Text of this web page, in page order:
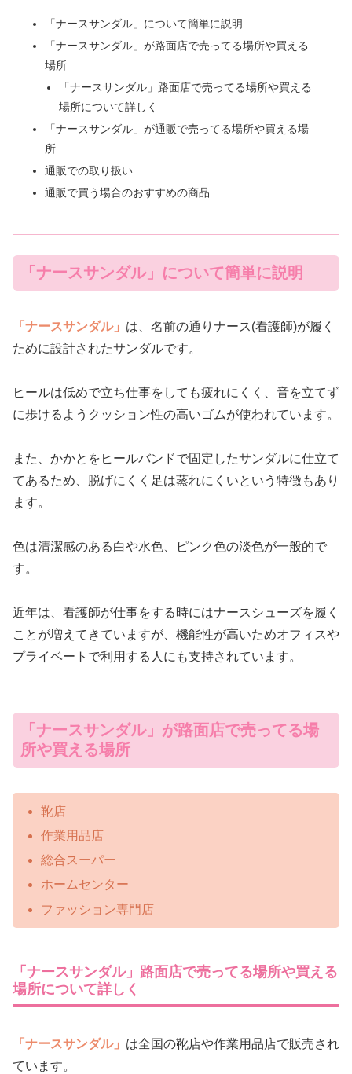
「ナースサンダル」について簡単に説明
「ナースサンダル」が路面店で売ってる場所や買える
場所
「ナースサンダル」路面店で売ってる場所や買える
場所について詳しく
「ナースサンダル」が通販で売ってる場所や買える場
所
通販での取り扱い
通販で買う場合のおすすめの商品
「ナースサンダル」について簡単に説明
「ナースサンダル」 は、名前の通りナース(看護師)が履く
ために設計されたサンダルです。
ヒールは低めで立ち仕事をしても疲れにくく、音を立てず
に歩けるようクッション性の高いゴムが使われています。
また、かかとをヒールバンドで固定したサンダルに仕立て
てあるため、脱げにくく足は蒸れにくいという特徴もあり
ます。
色は清潔感のある白や水色、ピンク色の淡色が一般的で
す。
近年は、看護師が仕事をする時にはナースシューズを履く
ことが増えてきていますが、機能性が高いためオフィスや
プライベートで利用する人にも支持されています。
「ナースサンダル」が路面店で売ってる場
所や買える場所
靴店
作業用品店
総合スーパー
ホームセンター
ファッション専門店
「ナースサンダル」路面店で売ってる場所や買える
場所について詳しく
「ナースサンダル」 は全国の靴店や作業用品店で販売され
ています。